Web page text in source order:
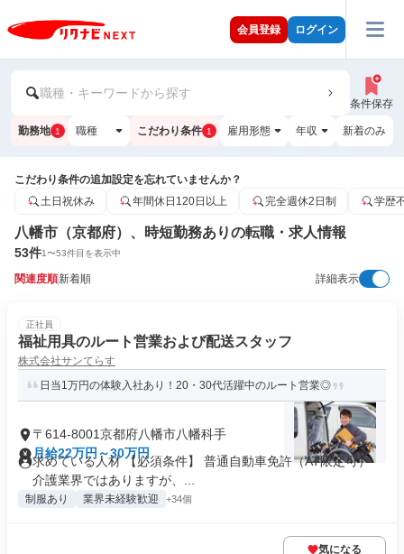
会員登録 ログイン
職種・キーワードから探す
条件保存
勤務地 1 職種 こだわり条件 1 雇用形態 年収 新着のみ
こだわり条件の追加設定を忘れていませんか？
土日祝休み
年間休日120日以上 完全週休2日制 学歴
八幡市（京都府）、時短勤務ありの転職・求人情報
53件1〜53件目を表示中
関連度順新着順 詳細表示
正社員
福祉用具のルート営業および配送スタッフ
株式会社サンてらす
日当1万円の体験入社あり！20・30代活躍中のルート営業◎
〒614-8001京都府八幡市八幡科手
月給22万円～30万円
求めている人材 【必須条件】 普通自動車免許（AT限定可）
介護業界ではありますが、...
制服あり 業界未経験歓迎 +34個
気になる